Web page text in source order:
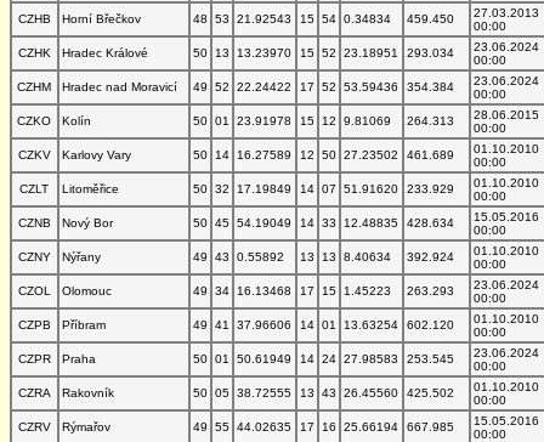
CZHB
Horní Břečkov 48 53 21.92543 15 54 0.34834 459.450
27.03.2013
00:00
CZHK
Hradec Králové 50 13 13.23970 15 52 23.18951 293.034
23.06.2024
00:00
CZHM
Hradec nad Moravicí 49 52 22.24422 17 52 53.59436 354.384
23.06.2024
00:00
CZKO
Kolín 50 01 23.91978 15 12 9.81069 264.313
28.06.2015
00:00
CZKV
Karlovy Vary 50 14 16.27589 12 50 27.23502 461.689
01.10.2010
00:00
CZLT
Litoměřice 50 32 17.19849 14 07 51.91620 233.929
01.10.2010
00:00
CZNB
Nový Bor 50 45 54.19049 14 33 12.48835 428.634
15.05.2016
00:00
CZNY
Nýřany 49 43 0.55892 13 13 8.40634 392.924
01.10.2010
00:00
CZOL
Olomouc 49 34 16.13468 17 15 1.45223 263.293
23.06.2024
00:00
CZPB
Příbram 49 41 37.96606 14 01 13.63254 602.120
01.10.2010
00:00
CZPR
Praha 50 01 50.61949 14 24 27.98583 253.545
23.06.2024
00:00
CZRA
Rakovník 50 05 38.72555 13 43 26.45560 425.502
01.10.2010
00:00
CZRV
Rýmařov 49 55 44.02635 17 16 25.66194 667.985
15.05.2016
00:00